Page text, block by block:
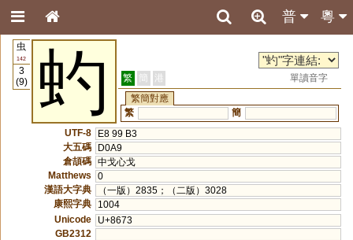
粵
普
虫
142
3
(9)
虳 繁 簡 港
單讀音字
繁簡對應
繁
簡
UTF-8
E8 99 B3
大五碼
D0A9
倉頡碼 中戈心戈
Matthews
0
漢語大字典
（一版）2835；（二版）3028
康熙字典
1004
Unicode
U+8673
GB2312